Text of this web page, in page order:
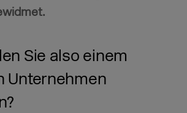
Sie also einem
Unternehmen